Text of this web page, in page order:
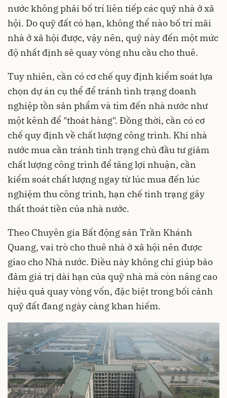
nước không phải bố trí liên tiếp các quỹ nhà ở xã
hội. Do quỹ đất có hạn, không thể nào bố trí mãi
nhà ở xã hội được, vậy nên, quỹ này đến một mức
độ nhất định sẽ quay vòng nhu cầu cho thuê.
Tuy nhiên, cần có cơ chế quy định kiểm soát lựa
chọn dự án cụ thể để tránh tình trạng doanh
nghiệp tồn sản phẩm và tìm đến nhà nước như
một kênh để "thoát hàng". Đồng thời, cần có cơ
chế quy định về chất lượng công trình. Khi nhà
nước mua cần tránh tình trạng chủ đầu tư giảm
chất lượng công trình để tăng lợi nhuận, cần
kiểm soát chất lượng ngay từ lúc mua đến lúc
nghiệm thu công trình, hạn chế tình trạng gây
thất thoát tiền của nhà nước.
Theo Chuyên gia Bất động sản Trần Khánh
Quang, vai trò cho thuê nhà ở xã hội nên được
giao cho Nhà nước. Điều này không chỉ giúp bảo
đảm giá trị dài hạn của quỹ nhà mà còn nâng cao
hiệu quả quay vòng vốn, đặc biệt trong bối cảnh
quỹ đất đang ngày càng khan hiếm.